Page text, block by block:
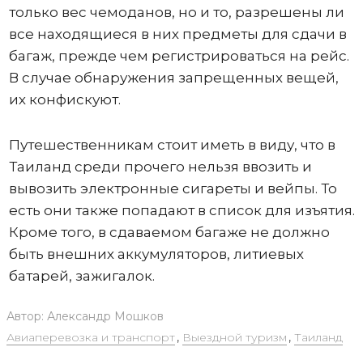
только вес чемоданов, но и то, разрешены ли
все находящиеся в них предметы для сдачи в
багаж, прежде чем регистрироваться на рейс.
В случае обнаружения запрещенных вещей,
их конфискуют.
Путешественникам стоит иметь в виду, что в
Таиланд среди прочего нельзя ввозить и
вывозить электронные сигареты и вейпы. То
есть они также попадают в список для изъятия.
Кроме того, в сдаваемом багаже не должно
быть внешних аккумуляторов, литиевых
батарей, зажигалок.
Автор: Александр Мошков
Авиаперевозка и транспорт, Выездной туризм , Таиланд